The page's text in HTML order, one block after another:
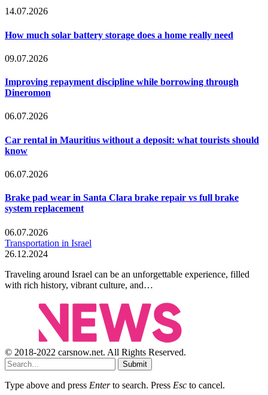
14.07.2026
How much solar battery storage does a home really need
09.07.2026
Improving repayment discipline while borrowing through
Dineromon
06.07.2026
Car rental in Mauritius without a deposit: what tourists should
know
06.07.2026
Brake pad wear in Santa Clara brake repair vs full brake
system replacement
06.07.2026
Transportation in Israel
26.12.2024
Traveling around Israel can be an unforgettable experience, filled
with rich history, vibrant culture, and…
© 2018-2022 carsnow.net. All Rights Reserved.
Submit
Type above and press Enterto search. Press Esc to cancel.